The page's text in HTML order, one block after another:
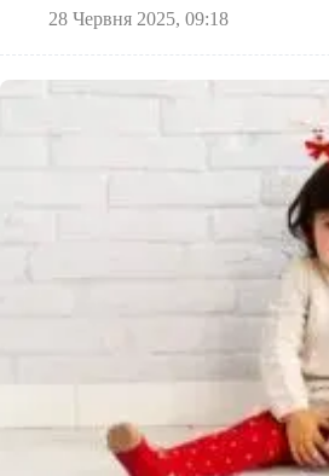
28 Червня 2025, 09:18